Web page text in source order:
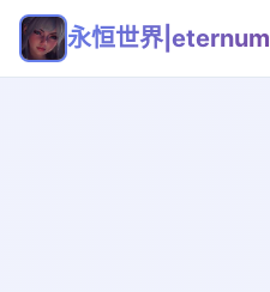
永恒世界|eternum